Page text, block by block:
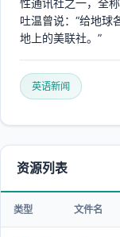
吐温曾说：“给地球
地上的美联社。”
英语新闻
资源列表
类型 文件名